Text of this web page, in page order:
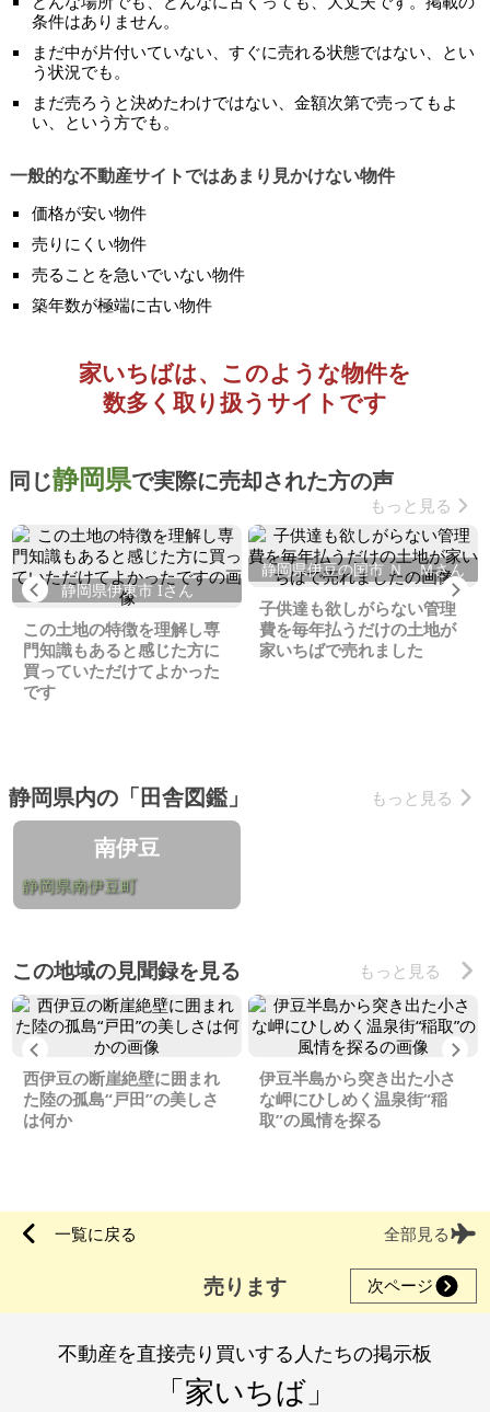
条件はありません。
まだ中が片付いていない、すぐに売れる状態ではない、とい
う状況でも。
まだ売ろうと決めたわけではない、金額次第で売ってもよ
い、という方でも。
一般的な不動産サイトではあまり見かけない物件
価格が安い物件
売りにくい物件
売ることを急いでいない物件
築年数が極端に古い物件
家いちばは、このような物件を
数多く取り扱うサイトです
同じ静岡県で実際に売却された方の声
もっと見る
Previous
静岡県伊東市 Iさん
この土地の特徴を理解し専
門知識もあると感じた方に
買っていただけてよかった
です
静岡県伊豆の国市 Ｎ．Ｍさん
子供達も欲しがらない管理
費を毎年払うだけの土地が
家いちばで売れました
静岡県内の「田舎図鑑」 もっと見る
南伊豆
静岡県南伊豆町
この地域の見聞録を見る もっと見る
Previous
西伊豆の断崖絶壁に囲まれ
た陸の孤島“戸田”の美しさ
は何か
伊豆半島から突き出た小さ
な岬にひしめく温泉街“稲
取”の風情を探る
一覧に戻る 全部見る
売ります 次ページ
不動産を直接売り買いする人たちの掲示板
「家いちば」